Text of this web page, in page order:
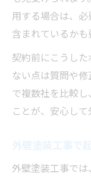
用する場合は、
含まれているかも
契約前にこうし
ない点は質問や
で複数社を比較
ことが、安心して
外壁塗装工事で